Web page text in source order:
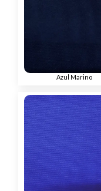
Azul Marino